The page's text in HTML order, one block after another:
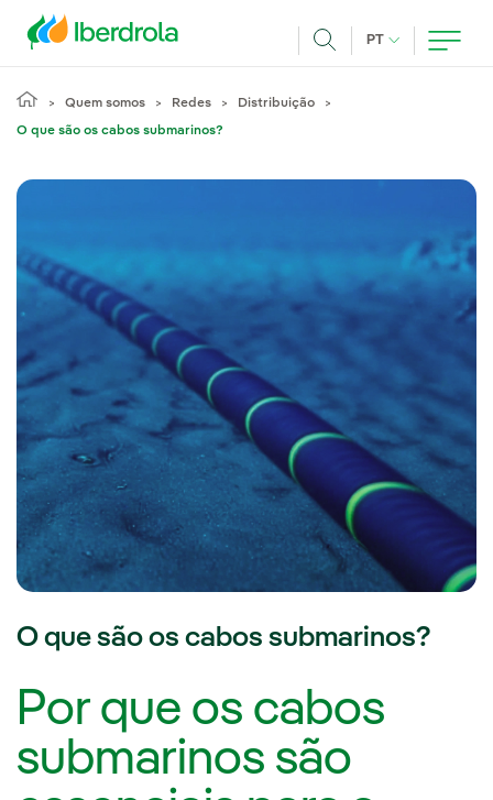
PT IDIOMA ATUAL,
Quem somos Redes Distribuição
O que são os cabos submarinos?
O que são os cabos submarinos?
Por que os cabos
submarinos são